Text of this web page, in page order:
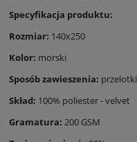
Specyfikacja produktu:
Rozmiar: 140x250
Kolor: morski
Sposób zawieszenia: przelotki
Skład: 100% poliester - velvet
Gramatura: 200 GSM